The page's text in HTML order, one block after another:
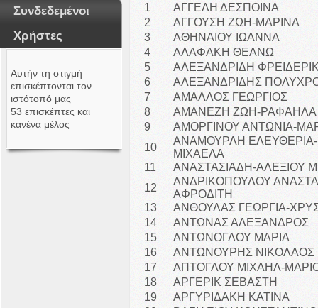
Συνδεδεμένοι
Χρήστες
Αυτήν τη στιγμή
επισκέπτονται τον
ιστότοπό μας
53 επισκέπτες και
κανένα μέλος
1
ΑΓΓΕΛΗ ΔΕΣΠΟΙΝΑ
2
ΑΓΓΟΥΣΗ ΖΩΗ-ΜΑΡΙΝΑ
3
ΑΘΗΝΑΙΟΥ ΙΩΑΝΝΑ
4
ΑΛΑΦΑΚΗ ΘΕΑΝΩ
5
ΑΛΕΞΑΝΔΡΙΔΗ
6
ΑΛΕΞΑΝΔΡΙΔΗΣ
7
ΑΜΑΛΛΟΣ ΓΕΩΡΓΙΟΣ
8
ΑΜΑΝΕΖΗ ΖΩΗ-ΡΑΦΑΗΛΑ
9
ΑΜΟΡΓΙΝΟΥ ΑΝΤΩΝΙΑ-
10
ΑΝΑΜΟΥΡΛΗ ΕΛΕΥΘΕΡΙΑ-
ΜΙΧΑΕΛΑ
11
ΑΝΑΣΤΑΣΙΑΔΗ-ΑΛΕΞΙΟΥ
12
ΑΝΔΡΙΚΟΠΟΥΛΟΥ
ΑΦΡΟΔΙΤΗ
13
ΑΝΘΟΥΛΑΣ ΓΕΩΡΓΙΑ-
14
ΑΝΤΩΝΑΣ ΑΛΕΞΑΝΔΡΟΣ
15
ΑΝΤΩΝΟΓΛΟΥ ΜΑΡΙΑ
16
ΑΝΤΩΝΟΥΡΗΣ ΝΙΚΟΛΑΟΣ
17
ΑΠΤΟΓΛΟΥ ΜΙΧΑΗΛ-
18
ΑΡΓΕΡΙΚ ΣΕΒΑΣΤΗ
19
ΑΡΓΥΡΙΔΑΚΗ ΚΑΤΙΝΑ